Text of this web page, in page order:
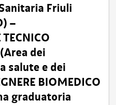
Friuli
–
dei
salute e dei
BIOMEDICO
graduatoria